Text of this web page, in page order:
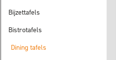
Bijzettafels
Bistrotafels
Dining tafels